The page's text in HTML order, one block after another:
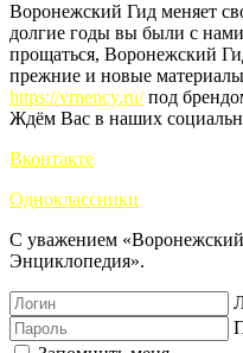
Воронежский Гид меняет
долгие годы вы были с
прощаться, Воронежский
прежние и новые
https://vrnency.ru/под
Ждём Вас в наших
Вконтакте
Одноклассники
С уважением
Энциклопедия».